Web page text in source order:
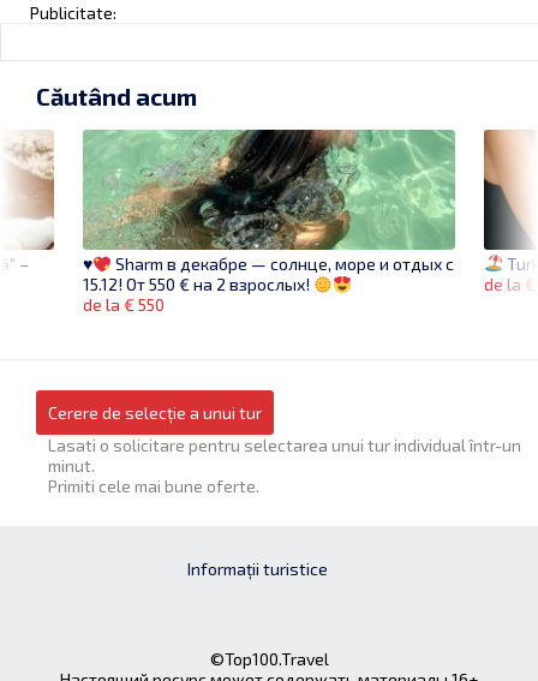
Publicitate:
–
de la
Căutând acum
♥
Sharm в декабре — солнце, море и отдых с
15.12! От 550 € на 2 взрослых!
de la € 550
Cerere de selecție a unui tur
Lasati o solicitare pentru selectarea unui tur individual într-un
minut.
Primiti cele mai bune oferte.
Informații turistice
©Top100.Travel